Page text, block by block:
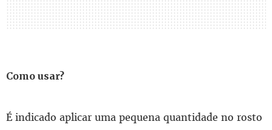
Como usar?
É indicado aplicar uma pequena quantidade no rosto